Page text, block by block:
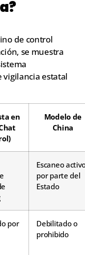
de control
se muestra
vigilancia estatal
en
Modelo de
China
Escaneo
por parte del
Estado
por
Debilitado o
prohibido